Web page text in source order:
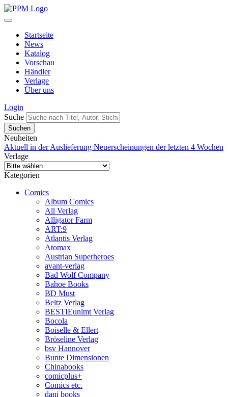
Startseite
News
Katalog
Vorschau
Händler
Verlage
Über uns
Login
Suche
Neuheiten
Aktuell in der Auslieferung Neuerscheinungen der letzten 4 Wochen
Verlage
Kategorien
Comics
Album Comics
All Verlag
Alligator Farm
ART:9
Atlantis Verlag
Atomax
Austrian Superheroes
avant-verlag
Bad Wolf Company
Bahoe Books
BD Must
Beltz Verlag
BESTIEunlmt Verlag
Bocola
Boiselle & Ellert
Bröseline Verlag
bsv Hannover
Bunte Dimensionen
Chinabooks
comicplus+
Comics etc.
dani books